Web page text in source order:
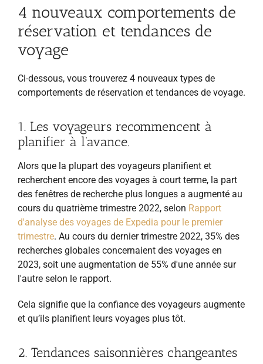
4 nouveaux comportements de
réservation et tendances de
voyage
Ci-dessous, vous trouverez 4 nouveaux types de
comportements de réservation et tendances de voyage.
1. Les voyageurs recommencent à
planifier à l’avance.
Alors que la plupart des voyageurs planifient et
recherchent encore des voyages à court terme, la part
des fenêtres de recherche plus longues a augmenté au
cours du quatrième trimestre 2022, selon Rapport
d'analyse des voyages de Expedia pour le premier
trimestre. Au cours du dernier trimestre 2022, 35% des
recherches globales concernaient des voyages en
2023, soit une augmentation de 55% d'une année sur
l'autre selon le rapport.
Cela signifie que la confiance des voyageurs augmente
et qu’ils planifient leurs voyages plus tôt.
2. Tendances saisonnières changeantes